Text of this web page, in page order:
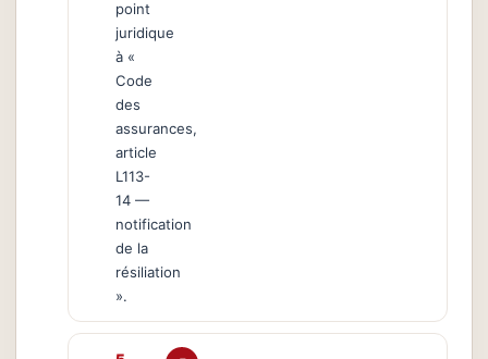
point
juridique
à «
Code
des
assurances,
article
L113-
14 —
notification
de la
résiliation
».